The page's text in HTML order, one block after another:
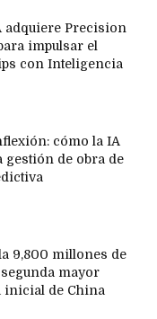
adquiere Precision
impulsar el
con Inteligencia
cómo la IA
de obra de
9,800 millones de
mayor
inicial de China